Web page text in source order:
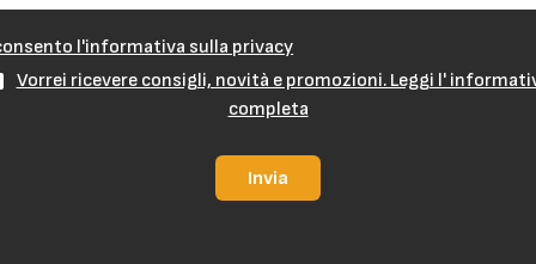
l'informativa sulla privacy
Vorrei ricevere consigli, novità e promozioni. Leggi l'
completa
Invia